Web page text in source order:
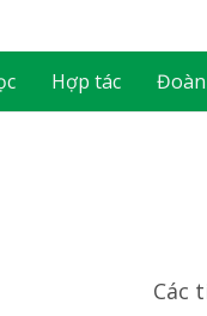
Hợp tác
Các